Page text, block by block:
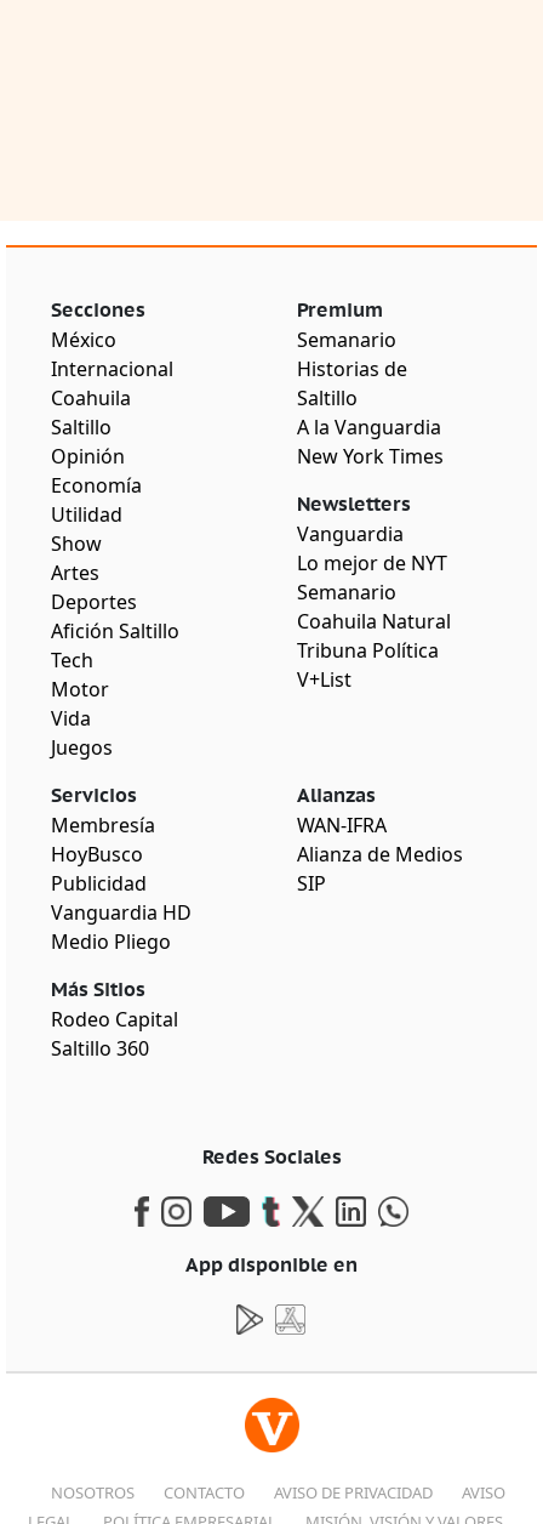
Secciones
México
Internacional
Coahuila
Saltillo
Opinión
Economía
Utilidad
Show
Artes
Deportes
Afición Saltillo
Tech
Motor
Vida
Juegos
Premium
Semanario
Historias de
Saltillo
A la Vanguardia
New York Times
Newsletters
Vanguardia
Lo mejor de NYT
Semanario
Coahuila Natural
Tribuna Política
V+List
Servicios
Membresía
HoyBusco
Publicidad
Vanguardia HD
Medio Pliego
Más Sitios
Rodeo Capital
Saltillo 360
Alianzas
WAN-IFRA
Alianza de Medios
SIP
Redes Sociales
App disponible en
NOSOTROS CONTACTO AVISO DE PRIVACIDAD
AVISO